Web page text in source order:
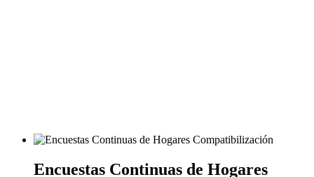
Encuestas Continuas de Hogares